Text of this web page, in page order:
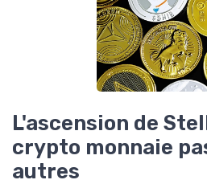
L'ascension de
crypto monnaie
autres